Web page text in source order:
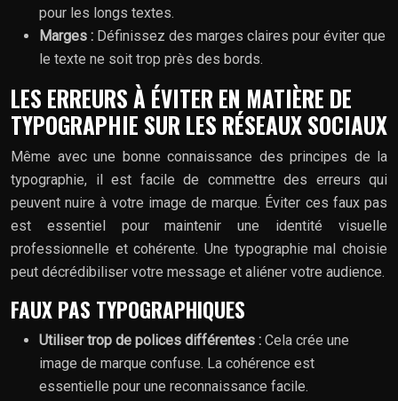
pour les longs textes.
Marges : Définissez des marges claires pour éviter que
le texte ne soit trop près des bords.
LES ERREURS À ÉVITER EN MATIÈRE DE
TYPOGRAPHIE SUR LES RÉSEAUX SOCIAUX
Même avec une bonne connaissance des principes de la
typographie, il est facile de commettre des erreurs qui
peuvent nuire à votre image de marque. Éviter ces faux pas
est essentiel pour maintenir une identité visuelle
professionnelle et cohérente. Une typographie mal choisie
peut décrédibiliser votre message et aliéner votre audience.
FAUX PAS TYPOGRAPHIQUES
Utiliser trop de polices différentes : Cela crée une
image de marque confuse. La cohérence est
essentielle pour une reconnaissance facile.